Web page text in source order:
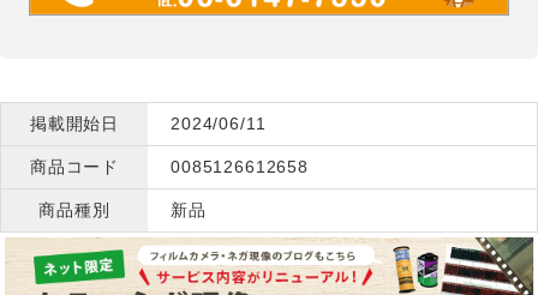
掲載開始日 2024/06/11
商品コード 0085126612658
商品種別 新品